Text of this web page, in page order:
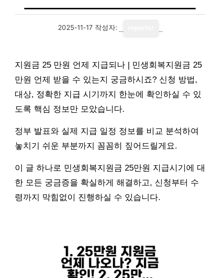
2025-11-17 작성자:
지원금 25 만원 언제 지급되나 | 민생회복지원금 25
만원 언제 받을 수 있는지 궁금하시죠? 신청 방법,
대상, 정확한 지급 시기까지 한눈에 확인하실 수 있
도록 핵심 정보만 모았습니다.
정부 발표와 실제 지급 일정 정보를 비교 분석하여
놓치기 쉬운 부분까지 꼼꼼히 짚어드릴게요.
이 글 하나로 민생회복지원금 25만원 지급시기에 대
한 모든 궁금증을 확실하게 해결하고, 신청부터 수
령까지 막힘없이 진행하실 수 있습니다.